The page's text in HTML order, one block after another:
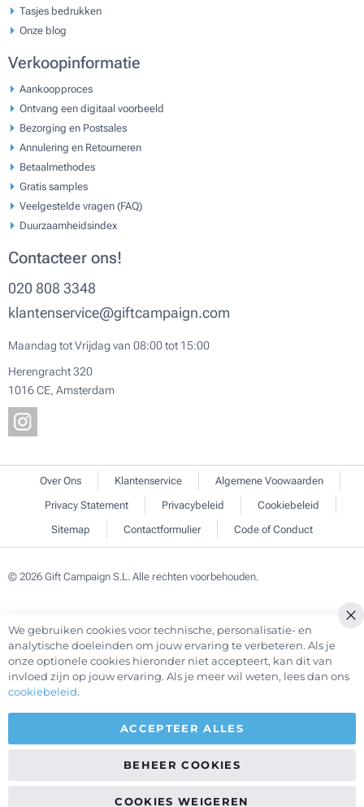
Tasjes bedrukken
Onze blog
Verkoopinformatie
Aankoopproces
Ontvang een digitaal voorbeeld
Bezorging en Postsales
Annulering en Retourneren
Betaalmethodes
Gratis samples
Veelgestelde vragen (FAQ)
Duurzaamheidsindex
Contacteer ons!
020 808 3348
klantenservice@giftcampaign.com
Maandag tot Vrijdag van 08:00 tot 15:00
Herengracht 320
1016 CE, Amsterdam
Over Ons Klantenservice
Algemene Voowaarden
Privacy Statement
Privacybeleid
Cookiebeleid
Sitemap
Contactformulier Code of Conduct
© 2026 Gift Campaign S.L. Alle rechten voorbehouden.
We gebruiken cookies voor technische, personalisatie- en
analytische doeleinden om jouw ervaring te verbeteren. Als je
onze optionele cookies hieronder niet accepteert, kan dit van
invloed zijn op jouw ervaring. Als je meer wil weten, lees dan ons
cookiebeleid.
ACCEPTEER ALLES
BEHEER COOKIES
COOKIES WEIGEREN